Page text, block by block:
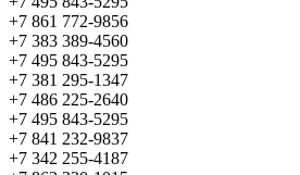
+7 861 772-9856
+7 383 389-4560
+7 495 843-5295
+7 381 295-1347
+7 486 225-2640
+7 495 843-5295
+7 841 232-9837
+7 342 255-4187